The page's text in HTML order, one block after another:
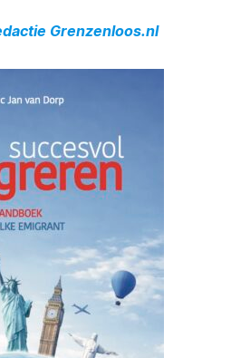
Grenzenloos.nl